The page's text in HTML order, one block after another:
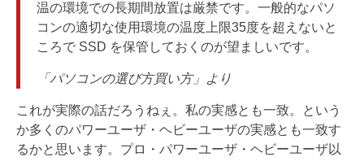
温の環境での長期間放置は厳禁です。一般的なパソ
コンの適切な使用環境の温度上限35度を超えないと
ころで SSD を保管しておくのが望ましいです。
「パソコンの選び方買い方」より
これが実際の話だろうねぇ。私の実感とも一致。という
か多くのパワーユーザ・ヘビーユーザの実感とも一致す
るかと思います。プロ・パワーユーザ・ヘビーユーザ以